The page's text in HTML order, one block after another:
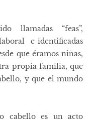
llamadas “feas”,
e identificadas
que éramos niñas,
propia familia, que
y que el mundo
cabello es un acto